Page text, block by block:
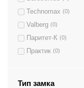
M.25.К (1)
R.30.K (1)
M.20.К (1)
S.30.KT (1)
Technomax (0)
Valberg (0)
Паритет-К (0)
Практик (0)
Тип замка